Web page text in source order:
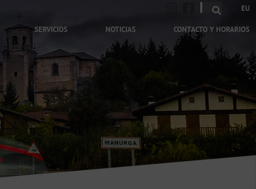
SERVICIOS NOTICIAS CONTACTO Y HORARIOS
EU